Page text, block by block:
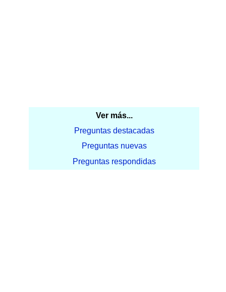
Ver más...
Preguntas destacadas
Preguntas nuevas
Preguntas respondidas